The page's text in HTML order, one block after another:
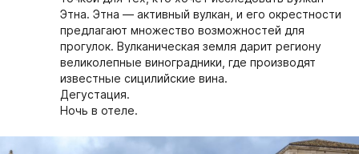
Этна. Этна — активный вулкан, и его окрестности
предлагают множество возможностей для
прогулок. Вулканическая земля дарит региону
великолепные виноградники, где производят
известные сицилийские вина.
Дегустация.
Ночь в отеле.